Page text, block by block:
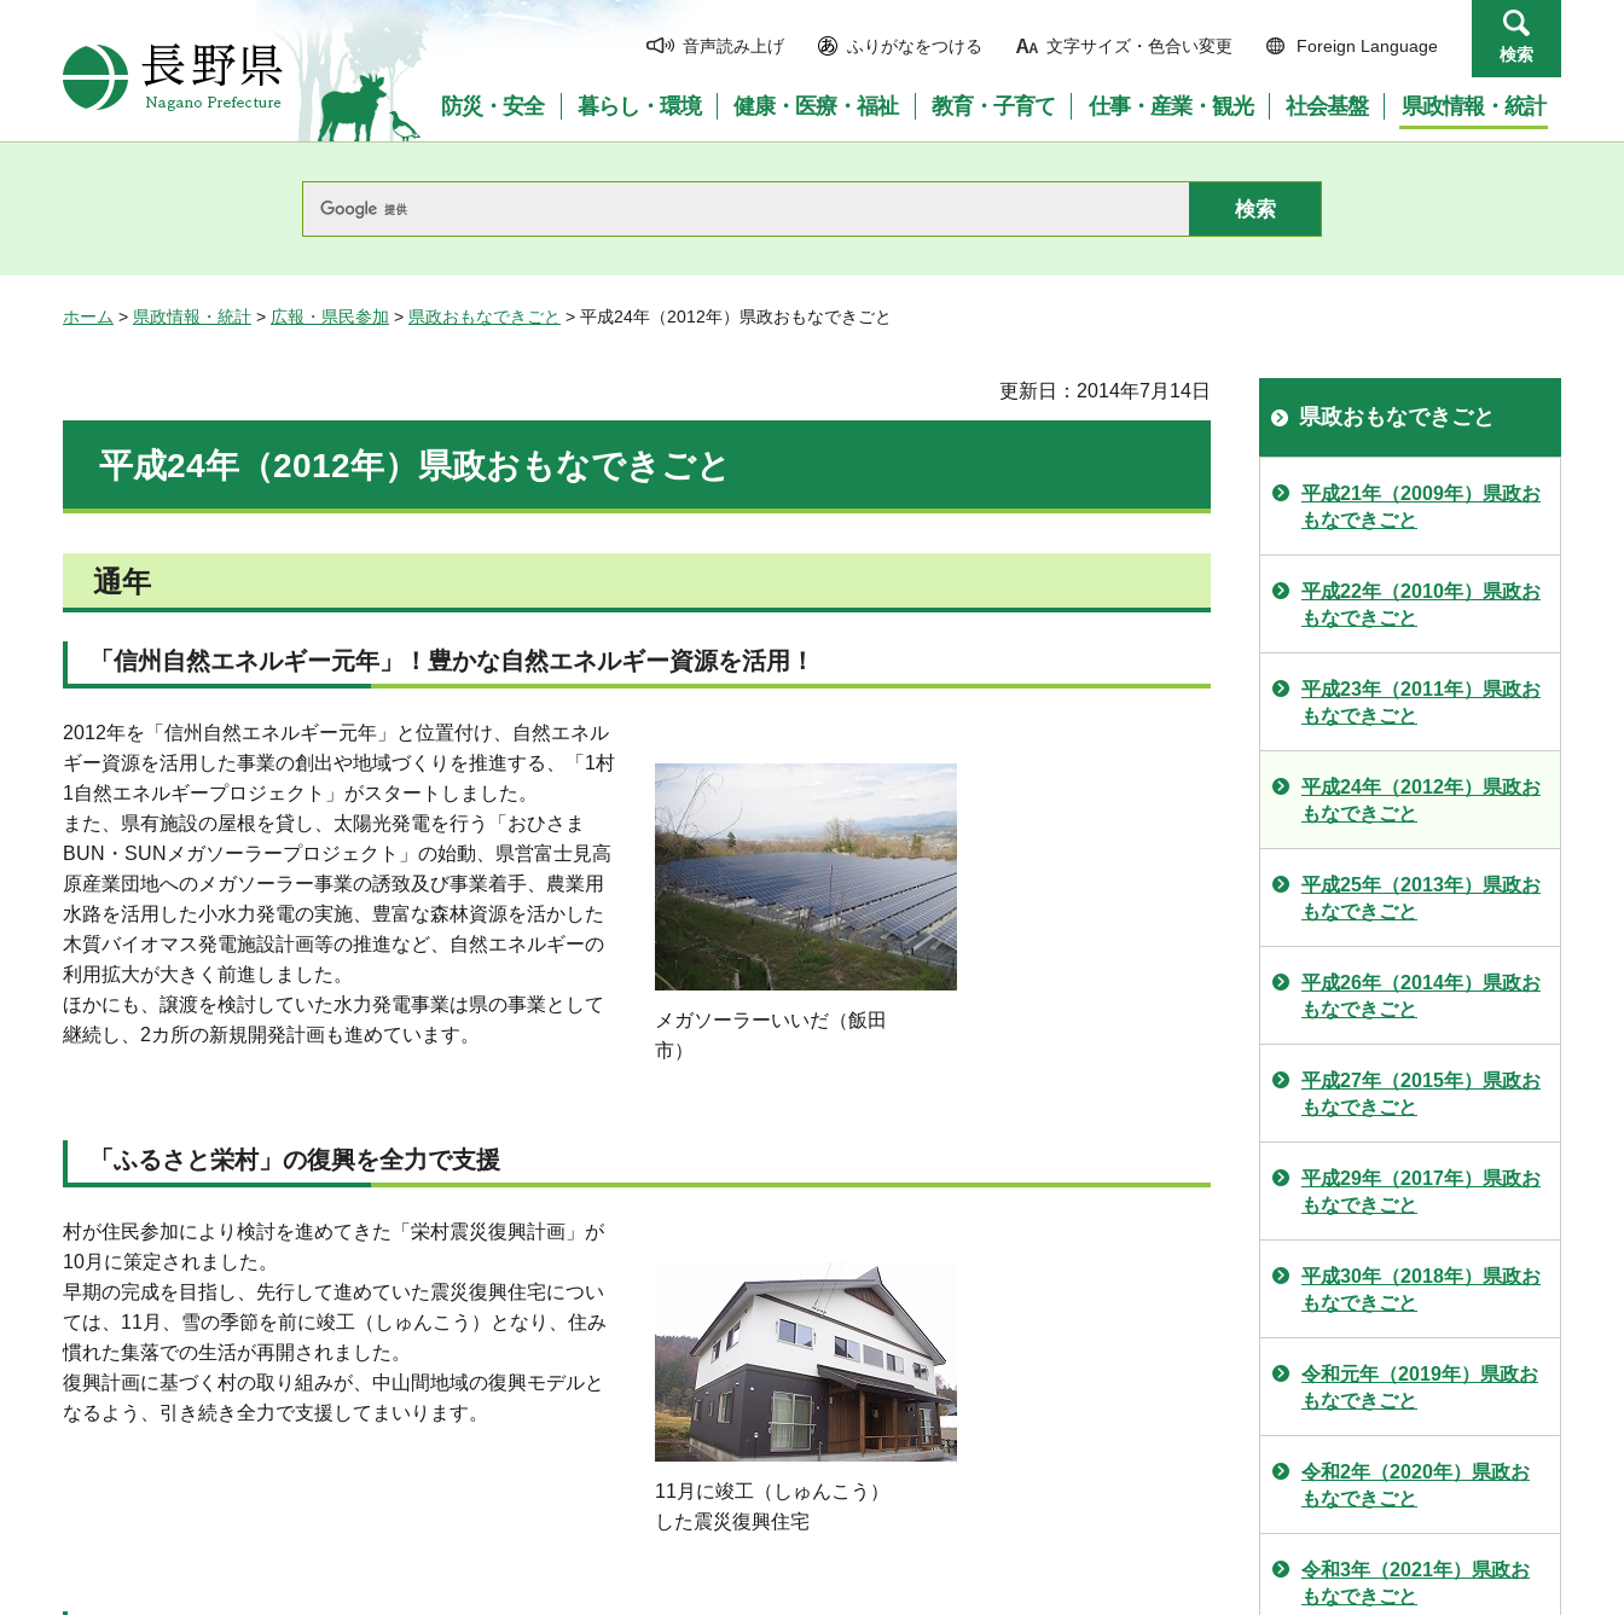
長野県Nagano Prefecture
音声読み上げ ふりがなをつける 文字サイズ・色合い変更 Foreign Language 検索
防災・安全 暮らし・環境 健康・医療・福祉 教育・子育て 仕事・産業・観光 社会基盤 県政情報・統計
ホーム > 県政情報・統計 > 広報・県民参加 > 県政おもなできごと > 平成24年（2012年）県政おもなできごと
更新日：2014年7月14日
平成24年（2012年）県政おもなできごと
通年
「信州自然エネルギー元年」！豊かな自然エネルギー資源を活用！
2012年を「信州自然エネルギー元年」と位置付け、自然エネル
ギー資源を活用した事業の創出や地域づくりを推進する、「1村
1自然エネルギープロジェクト」がスタートしました。
また、県有施設の屋根を貸し、太陽光発電を行う「おひさま
BUN・SUNメガソーラープロジェクト」の始動、県営富士見高
原産業団地へのメガソーラー事業の誘致及び事業着手、農業用
水路を活用した小水力発電の実施、豊富な森林資源を活かした
木質バイオマス発電施設計画等の推進など、自然エネルギーの
利用拡大が大きく前進しました。
ほかにも、譲渡を検討していた水力発電事業は県の事業として
継続し、2カ所の新規開発計画も進めています。
メガソーラーいいだ（飯田
市）
「ふるさと栄村」の復興を全力で支援
村が住民参加により検討を進めてきた「栄村震災復興計画」が
10月に策定されました。
早期の完成を目指し、先行して進めていた震災復興住宅につい
ては、11月、雪の季節を前に竣工（しゅんこう）となり、住み
慣れた集落での生活が再開されました。
復興計画に基づく村の取り組みが、中山間地域の復興モデルと
なるよう、引き続き全力で支援してまいります。
11月に竣工（しゅんこう）
した震災復興住宅
県政おもなできごと
平成21年（2009年）県政お
もなできごと
平成22年（2010年）県政お
もなできごと
平成23年（2011年）県政お
もなできごと
平成24年（2012年）県政お
もなできごと
平成25年（2013年）県政お
もなできごと
平成26年（2014年）県政お
もなできごと
平成27年（2015年）県政お
もなできごと
平成29年（2017年）県政お
もなできごと
平成30年（2018年）県政お
もなできごと
令和元年（2019年）県政お
もなできごと
令和2年（2020年）県政お
もなできごと
令和3年（2021年）県政お
もなできごと